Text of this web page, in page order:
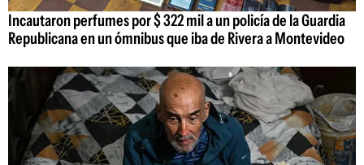
Incautaron perfumes por $ 322 mil a un policía de la Guardia
Republicana en un ómnibus que iba de Rivera a Montevideo